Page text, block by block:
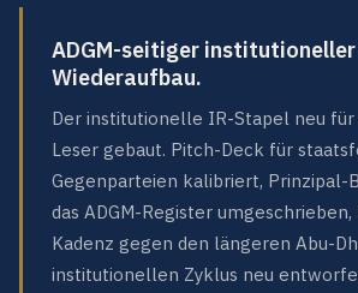
ADGM-seitiger
Wiederaufbau.
Der institutionelle IR-Stapel neu für
Leser gebaut. Pitch-Deck für
Gegenparteien kalibriert, Prinzipal-
das ADGM-Register umgeschrieben,
Kadenz gegen den längeren Abu-
institutionellen Zyklus neu